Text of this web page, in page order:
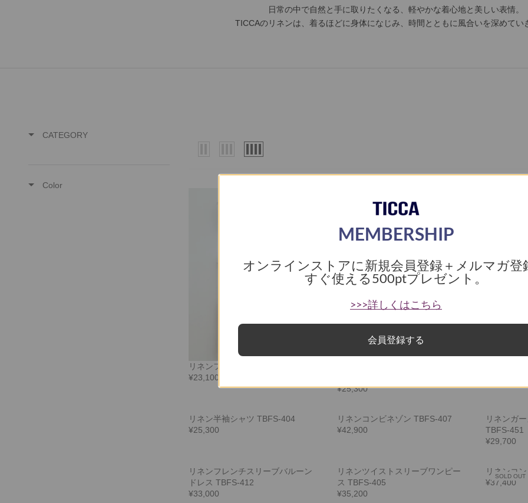
日常の中で自然と手に取りたくなる、軽やかな着心地と美しい表情。
TICCAのリネンは、着るほどに身体になじみ、時間とともに風合いを深めてい
CATEGORY
Color
リネンフレンチシャツ TBFS-403
¥23,100
¥25,300
リネンカ
リネン半袖シャツ TBFS-404
¥25,300
リネンコンビネゾン TBFS-407
¥42,900
リネンガ
TBFS-451
¥29,700
リネンフレンチスリーブバルーン
ドレス TBFS-412
¥33,000
リネンツイストスリーブワンピー
ス TBFS-405
¥35,200
SOLD OUT
リネンコ
¥37,400
MEMBERSHIP
オンラインストアに新規会員登録＋メルマガ登
すぐ使える500ptプレゼント。
>>>詳しくはこちら
会員登録する